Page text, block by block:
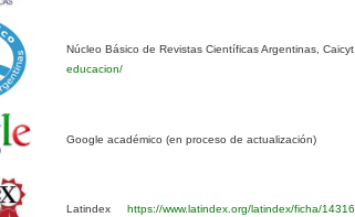
Núcleo Básico de Revistas Científicas Argentinas, Caicyt
educacion/
Google académico (en proceso de actualización)
Latindex https://www.latindex.org/latindex/ficha/14316